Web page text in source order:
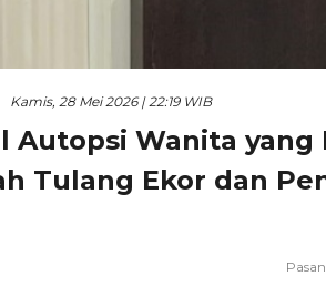
Kamis, 28 Mei 2026 | 22:19 WIB
Autopsi Wanita
Tulang Ekor dan